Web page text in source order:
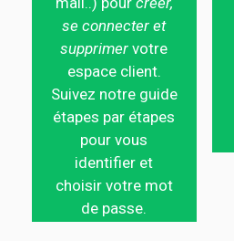
se connecter et
supprimer votre
espace client.
Suivez notre guide
étapes par étapes
pour vous
identifier et
choisir votre mot
de passe.